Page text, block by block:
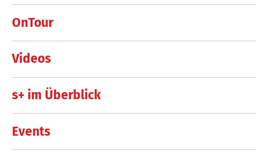
OnTour
Videos
s+ im Überblick
Events